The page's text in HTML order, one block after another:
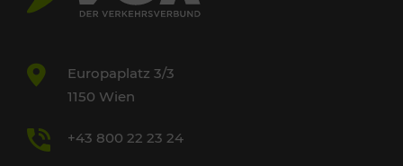
Europaplatz 3/3
1150 Wien
+43 800 22 23 24